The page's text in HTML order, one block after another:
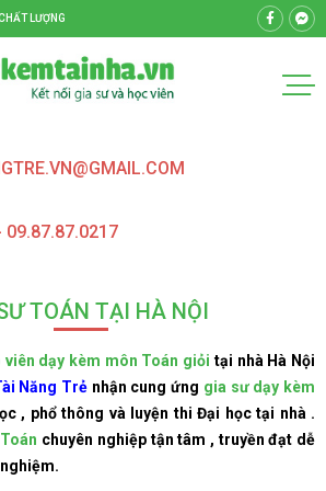
LƯỢNG
09.87.87.0217
TOÁN TẠI HÀ NỘI
viên dạy kèm môn Toán giỏi tại nhà Hà Nội
Năng Trẻ nhận cung ứng gia sư dạy kèm
, phổ thông và luyện thi Đại học tại nhà .
chuyên nghiệp tận tâm , truyền đạt dễ